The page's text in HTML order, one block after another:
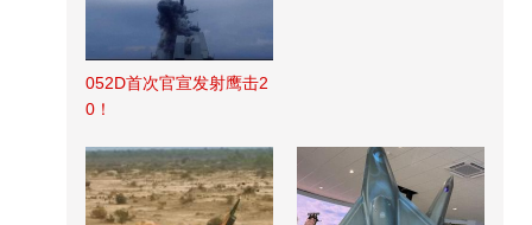
052D首次官宣发射鹰击2
0！